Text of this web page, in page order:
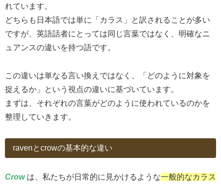
れています。
どちらも日本語では単に「カラス」と訳されることが多い
ですが、英語話者にとっては同じ言葉ではなく、明確なニ
ュアンスの違いを持つ語です。
この違いは単なる言い換えではなく、「どのように対象を
捉えるか」という視点の違いに基づいています。
まずは、それぞれの言葉がどのように使われているのかを
整理していきます。
ravenとcrowの基本的な違い
Crow は、私たちが日常的に見かけるような一般的なカラス